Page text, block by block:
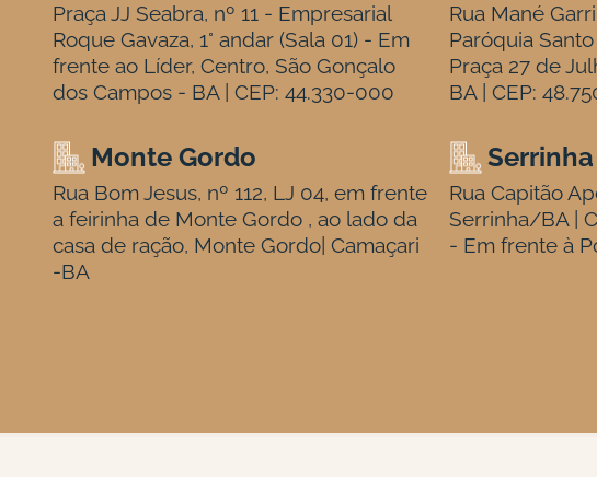
Praça JJ Seabra, nº 11 - Empresarial
Roque Gavaza, 1° andar (Sala 01) - Em
frente ao Líder, Centro, São Gonçalo
dos Campos - BA | CEP: 44.330-000
Rua Mané
Paróquia
Praça 27 de
BA | CEP:
Monte Gordo
Rua Bom Jesus, nº 112, LJ 04, em frente
a feirinha de Monte Gordo , ao lado da
casa de ração, Monte Gordo| Camaçari
-BA
Serrinha
Rua Capitão
Serrinha/BA |
- Em frente à